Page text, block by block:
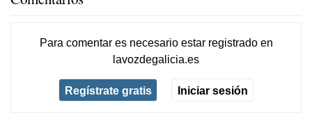
Para comentar es necesario estar registradoen
lavozdegalicia.es
Regístrate gratis Iniciar sesión